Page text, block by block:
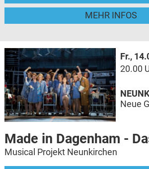
MEHR INFOS
Fr.,
20.00
Made in Dagenham -
Musical Projekt Neunkirchen
Neue